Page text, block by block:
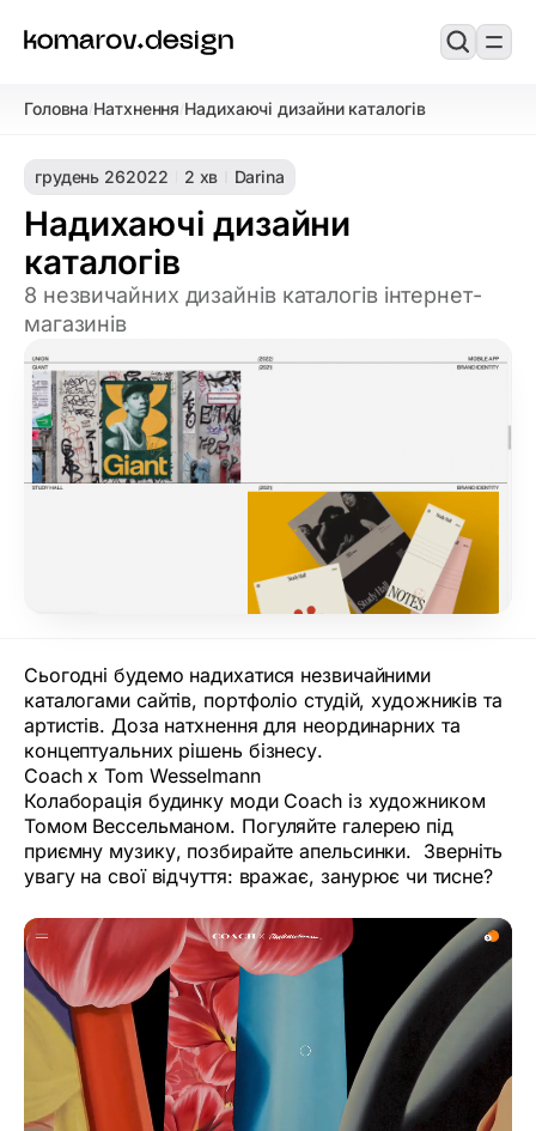
Головна/Натхнення/Надихаючі дизайни каталогів
грудень 262022 2 хв Darina
Надихаючі дизайни
каталогів
8 незвичайних дизайнів каталогів інтернет-
магазинів
Сьогодні будемо надихатися незвичайними
каталогами сайтів, портфоліо студій, художників та
артистів. Доза натхнення для неординарних та
концептуальних рішень бізнесу.
Coach x Tom Wesselmann
Колаборація будинку моди Coach із художником
Томом Вессельманом. Погуляйте галерею під
приємну музику, позбирайте апельсинки. Зверніть
увагу на свої відчуття: вражає, занурює чи тисне?